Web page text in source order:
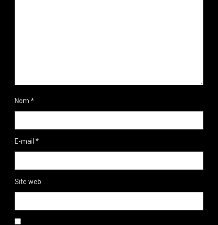
Nom *
E-mail *
Site web